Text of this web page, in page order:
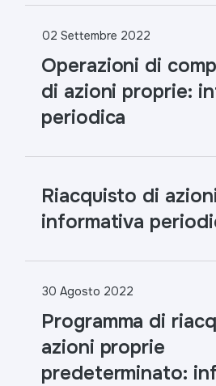
02 Settembre 2022
Operazioni di
di azioni proprie:
periodica
Riacquisto di
informativa
30 Agosto 2022
Programma di
azioni proprie
predeterminato: